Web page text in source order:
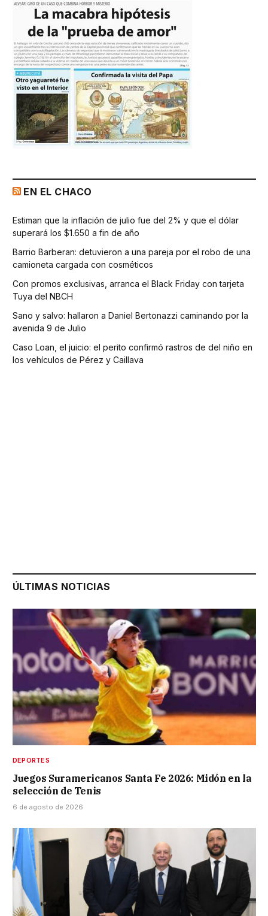
EN EL CHACO
Estiman que la inflación de julio fue del 2% y que el dólar
superará los $1.650 a fin de año
Barrio Barberan: detuvieron a una pareja por el robo de una
camioneta cargada con cosméticos
Con promos exclusivas, arranca el Black Friday con tarjeta
Tuya del NBCH
Sano y salvo: hallaron a Daniel Bertonazzi caminando por la
avenida 9 de Julio
Caso Loan, el juicio: el perito confirmó rastros de del niño en
los vehículos de Pérez y Caillava
ÚLTIMAS NOTICIAS
DEPORTES
Juegos Suramericanos Santa Fe 2026: Midón en la
selección de Tenis
6 de agosto de 2026